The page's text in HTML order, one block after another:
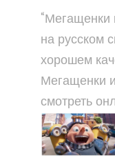
“Мегащенки
на русском
хорошем
Мегащенки
смотреть